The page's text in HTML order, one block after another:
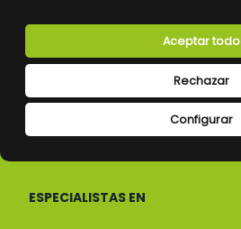
Configurar
Rechazar
Aceptar todo
ESPECIALISTAS EN